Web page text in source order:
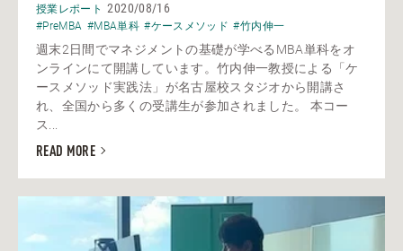
授業レポート 2020/08/16
#PreMBA #MBA単科 #ケースメソッド #竹内伸一
週末2日間でマネジメントの基礎が学べるMBA単科をオ
ンラインにて開講しています。竹内伸一教授による「ケ
ースメソッド実践法」が名古屋校スタジオから開講さ
れ、全国から多くの受講生が参加されました。 本コー
ス...
READ MORE